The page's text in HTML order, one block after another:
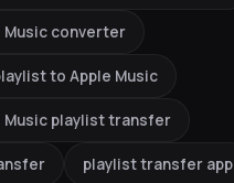
Music converter
to Apple Music
Music playlist transfer
playlist transfer app